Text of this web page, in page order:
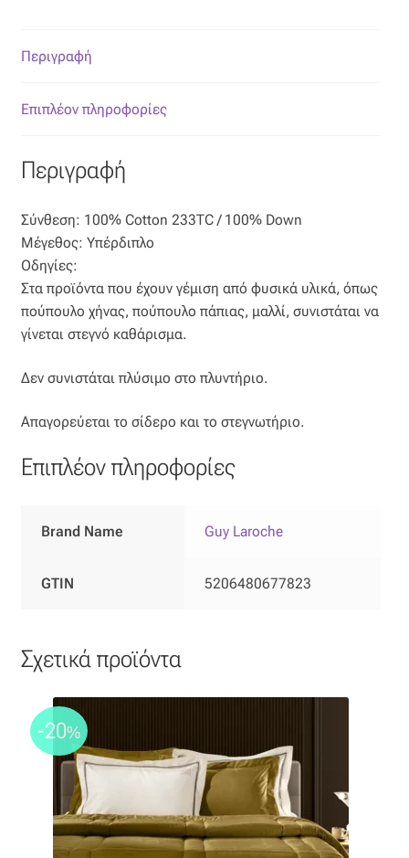
Οργάντζα διπλή
Οργάντζα με κέντημα
Οργάντζα με ταφτά
Οργάντζα με φλοκ
Οργάντζα μεταξωτή
Οργάντζα ντεβορέ
Ταφτάς (ταυτάς)
Υφαντό
Φιλ-κουπέ
Φλάμα
Φόδρα
Ψάθα
Περιγραφή
Επιπλέον πληροφορίες
Περιγραφή
Σύνθεση: 100% Cotton 233TC / 100% Down
Μέγεθος: Υπέρδιπλο
Οδηγίες:
Στα προϊόντα που έχουν γέμιση από φυσικά υλικά, όπως
πούπουλο χήνας, πούπουλο πάπιας, μαλλί, συνιστάται να
γίνεται στεγνό καθάρισμα.
Δεν συνιστάται πλύσιμο στο πλυντήριο.
Απαγορεύεται το σίδερο και το στεγνωτήριο.
Επιπλέον πληροφορίες
Brand Name Guy Laroche
GTIN 5206480677823
Σχετικά προϊόντα
-20%